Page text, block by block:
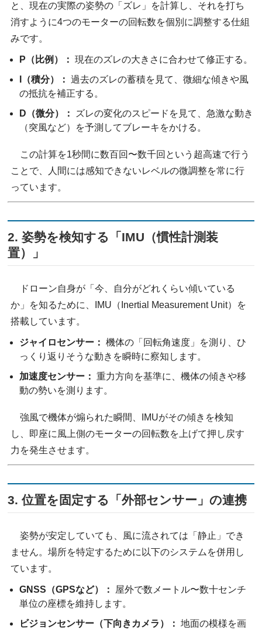
と、現在の実際の姿勢の「ズレ」を計算し、それを打ち
消すように4つのモーターの回転数を個別に調整する仕組
みです。
P（比例）： 現在のズレの大きさに合わせて修正する。
I（積分）： 過去のズレの蓄積を見て、微細な傾きや風
の抵抗を補正する。
D（微分）：
ズレの変化のスピードを見て、急激な動き
（突風など）を予測してブレーキをかける。
この計算を1秒間に数百回〜数千回という超高速で行う
ことで、人間には感知できないレベルの微調整を常に行
っています。
2. 姿勢を検知する「IMU（慣性計測装
置）」
ドローン自身が「今、自分がどれくらい傾いている
か」を知るために、IMU（Inertial Measurement Unit）を
搭載しています。
ジャイロセンサー： 機体の「回転角速度」を測り、ひ
っくり返りそうな動きを瞬時に察知します。
加速度センサー： 重力方向を基準に、機体の傾きや移
動の勢いを測ります。
強風で機体が煽られた瞬間、IMUがその傾きを検知
し、即座に風上側のモーターの回転数を上げて押し戻す
力を発生させます。
3. 位置を固定する「外部センサー」の連携
姿勢が安定していても、風に流されては「静止」でき
ません。場所を特定するために以下のシステムを併用し
ています。
GNSS（GPSなど）：
屋外で数メートル〜数十センチ
単位の座標を維持します。
ビジョンセンサー（下向きカメラ）： 地面の模様を画